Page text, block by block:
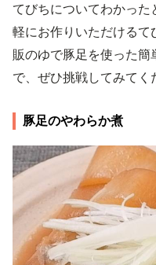
てびちについてわかっ
軽にお作りいただける
販のゆで豚足を使った
で、ぜひ挑戦してみてく
豚足のやわらか煮